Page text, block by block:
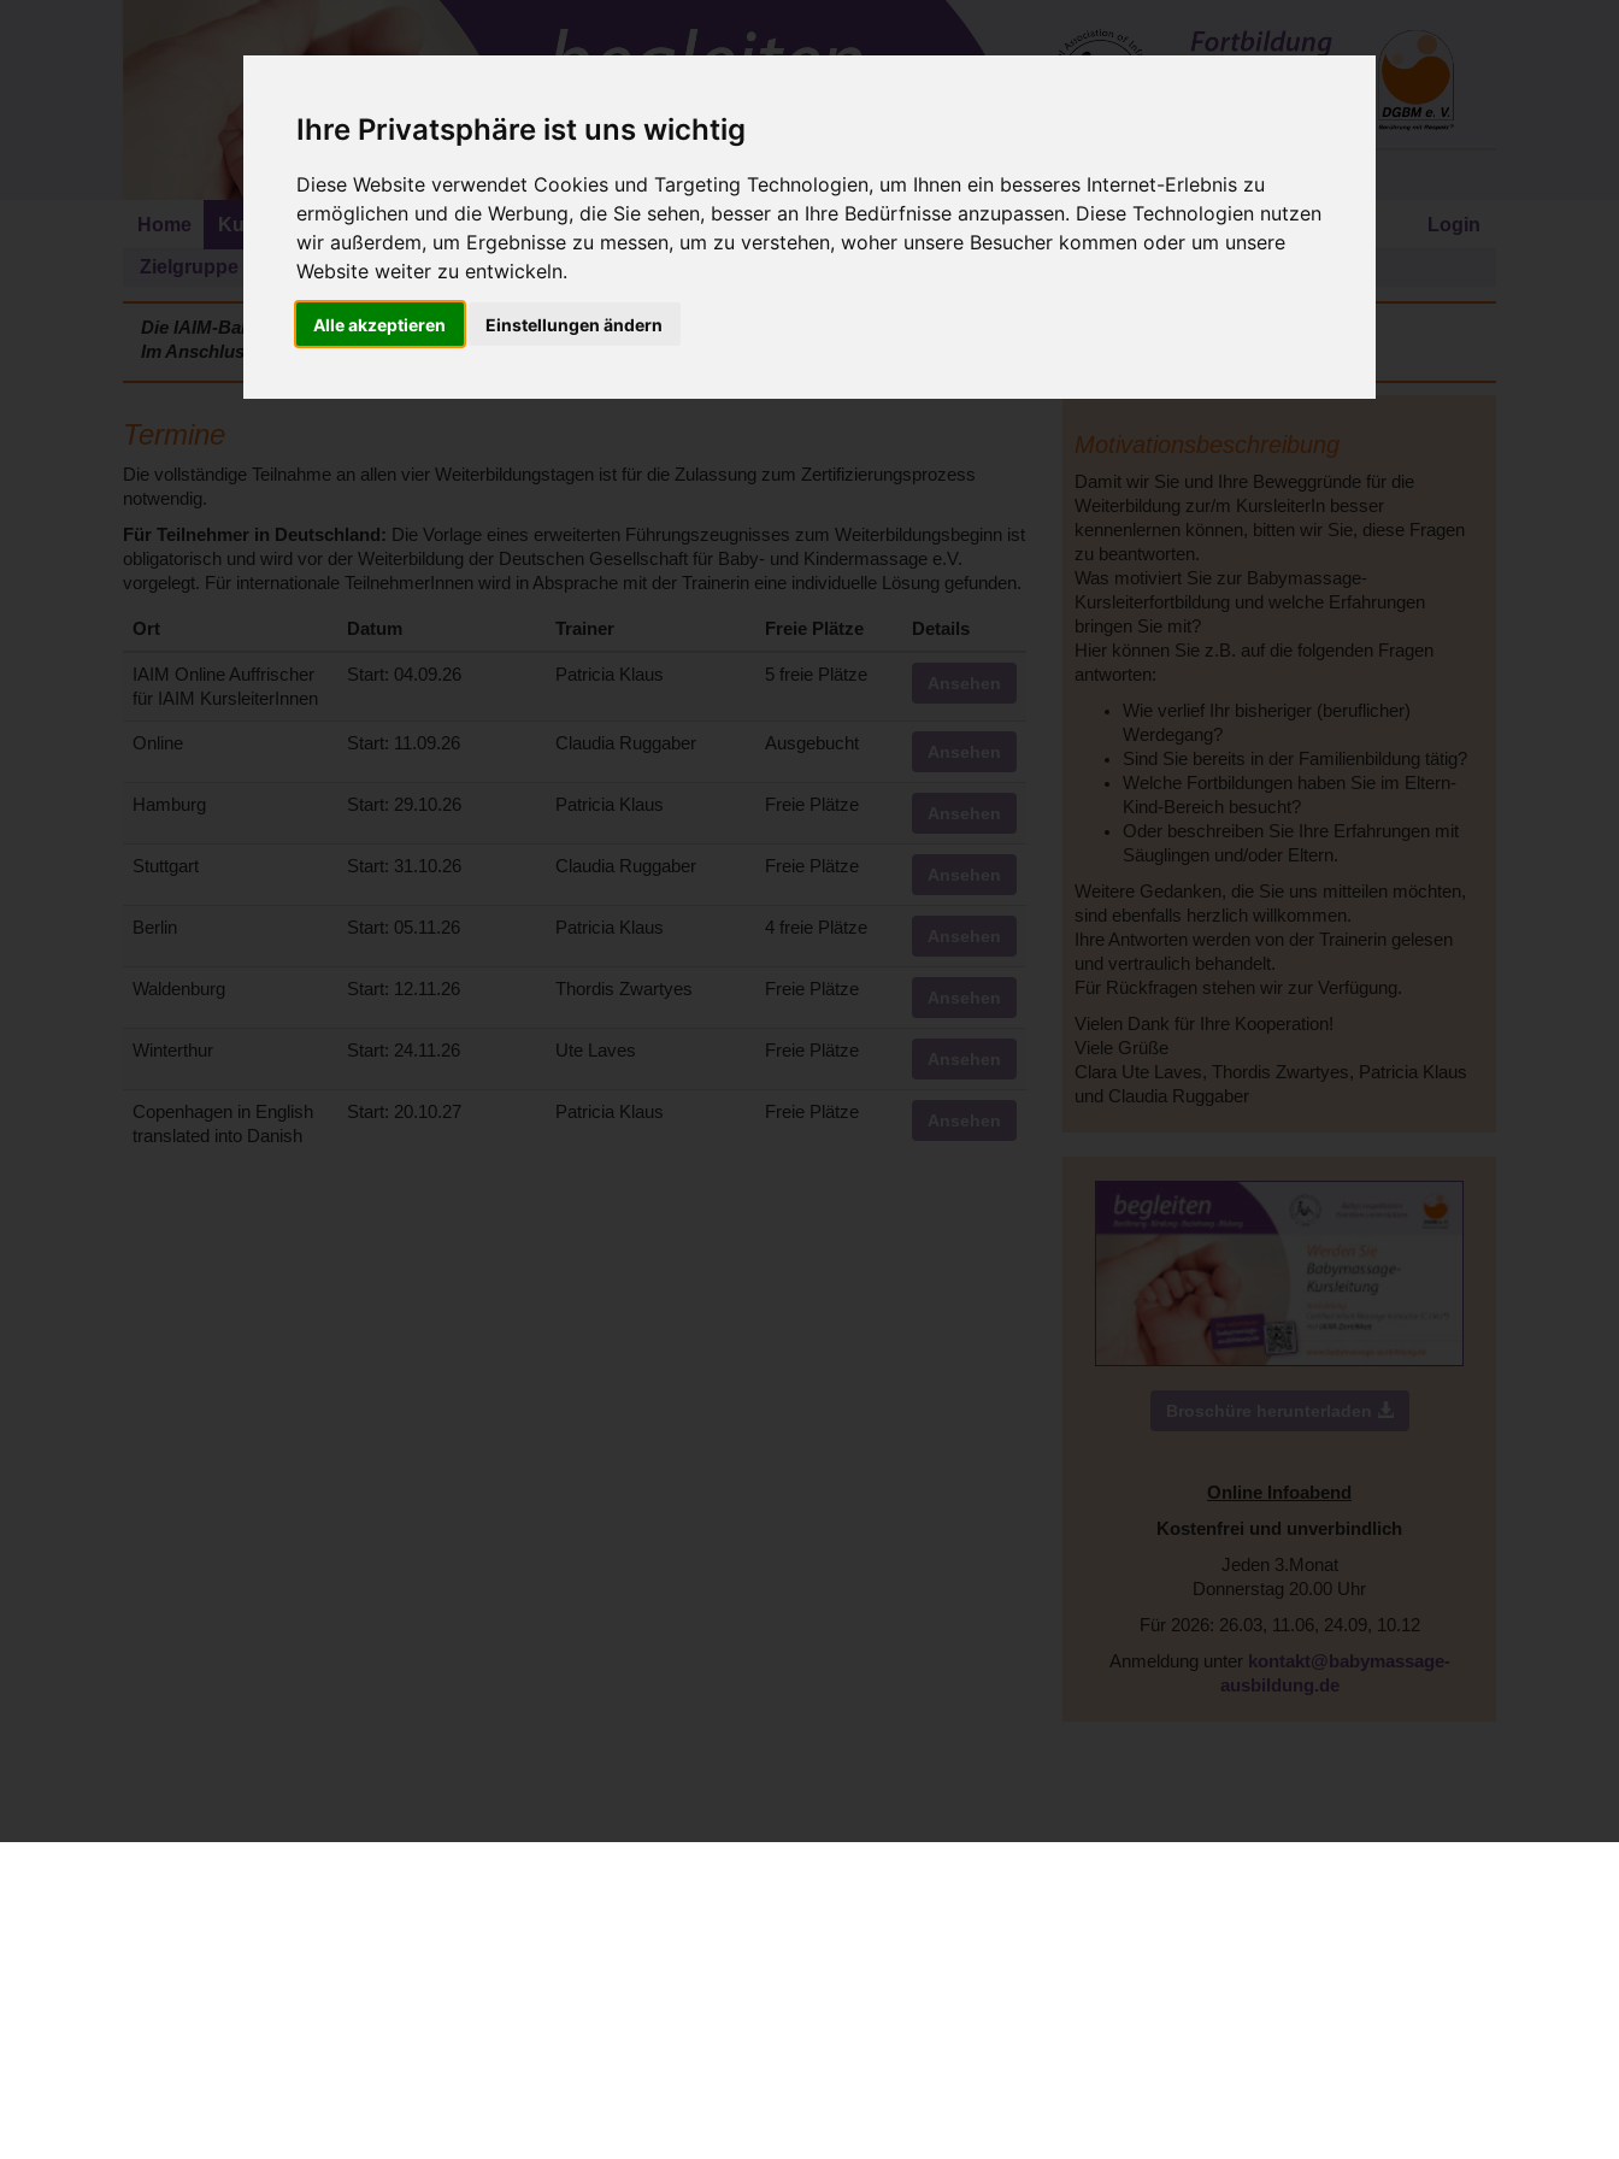
Ihre Privatsphäre ist uns wichtig
Diese Website verwendet Cookies und Targeting Technologien, um Ihnen ein besseres Internet-Erlebnis zu
ermöglichen und die Werbung, die Sie sehen, besser an Ihre Bedürfnisse anzupassen. Diese Technologien nutzen
wir außerdem, um Ergebnisse zu messen, um zu verstehen, woher unsere Besucher kommen oder um unsere
Website weiter zu entwickeln.
Alle akzeptieren Einstellungen ändern
Home KursleiterIn werden Mehr erfahren IAIM-Trainer Netzwerke Für Eltern Login
Zielgruppe Voraussetzungen Inhalte
Die IAIM-Babymassage-KursleiterInnen-Ausbildung umfasst in
Im Anschluss vertiefen Sie imZertifizierungsprozess als zweite Phase
Termine
Die vollständige Teilnahme an allen vier Weiterbildungstagen ist für die Zulassung zum Zertifizierungsprozess
notwendig.
Für Teilnehmer in Deutschland: Die Vorlage eines erweiterten Führungszeugnisses zum Weiterbildungsbeginn ist
obligatorisch und wird vor der Weiterbildung der Deutschen Gesellschaft für Baby- und Kindermassage e.V.
vorgelegt. Für internationale TeilnehmerInnen wird in Absprache mit der Trainerin eine individuelle Lösung gefunden.
Ort Datum Trainer Freie Plätze Details
IAIM Online Auffrischer
für IAIM KursleiterInnen
Start: 04.09.26 Patricia Klaus 5 freie Plätze
Online Start: 11.09.26 Claudia Ruggaber Ausgebucht
Hamburg Start: 29.10.26 Patricia Klaus Freie Plätze
Stuttgart Start: 31.10.26 Claudia Ruggaber Freie Plätze
Berlin Start: 05.11.26 Patricia Klaus 4 freie Plätze
Waldenburg Start: 12.11.26 Thordis Zwartyes Freie Plätze
Winterthur Start: 24.11.26 Ute Laves Freie Plätze
Copenhagen in English
translated into Danish
Start: 20.10.27 Patricia Klaus Freie Plätze
Motivationsbeschreibung
Damit wir Sie und Ihre Beweggründe für die
Weiterbildung zur/m KursleiterIn besser
kennenlernen können, bitten wir Sie, diese Fragen
zu beantworten.
Was motiviert Sie zur Babymassage-
Kursleiterfortbildung und welche Erfahrungen
bringen Sie mit?
Hier können Sie z.B. auf die folgenden Fragen
antworten:
Wie verlief Ihr bisheriger (beruflicher)
Werdegang?
Sind Sie bereits in der Familienbildung tätig?
Welche Fortbildungen haben Sie im Eltern-
Kind-Bereich besucht?
Oder beschreiben Sie Ihre Erfahrungen mit
Säuglingen und/oder Eltern.
Weitere Gedanken, die Sie uns mitteilen möchten,
sind ebenfalls herzlich willkommen.
Ihre Antworten werden von der Trainerin gelesen
und vertraulich behandelt.
Für Rückfragen stehen wir zur Verfügung.
Vielen Dank für Ihre Kooperation!
Viele Grüße
Clara Ute Laves, Thordis Zwartyes, Patricia Klaus
und Claudia Ruggaber
Online Infoabend
Kostenfrei und unverbindlich
Jeden 3.Monat
Donnerstag 20.00 Uhr
Für 2026: 26.03, 11.06, 24.09, 10.12
Anmeldung unter kontakt@babymassage-
ausbildung.de